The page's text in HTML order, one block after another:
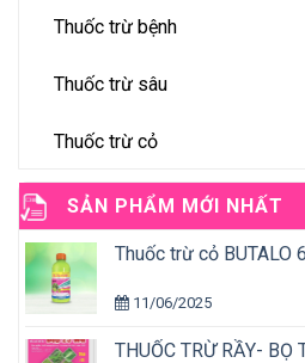
Thuốc trừ bệnh
Thuốc trừ sâu
Thuốc trừ cỏ
SẢN PHẨM MỚI NHẤT
Thuốc trừ cỏ BUTALO
11/06/2025
THUỐC TRỪ RẦY- BỌ